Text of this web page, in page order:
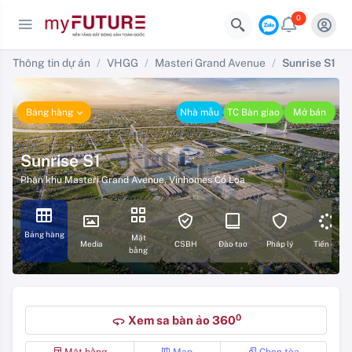
0
Thông tin dự án VHGG Masteri Grand Avenue Sunrise S1
Bảng hàng Nhà mẫu TC Bàn giao Mở bán
Sunrise S1
Phân khu Masteri Grand Avenue,Vinhomes Cổ Loa
Bảng hàng
Media
Mặt
bằng
CSBH Đào tạo Pháp lý Tiến độ
360 Xem sa bàn ảo 3600